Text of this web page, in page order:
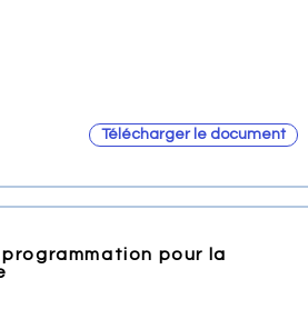
Télécharger le document
pour la